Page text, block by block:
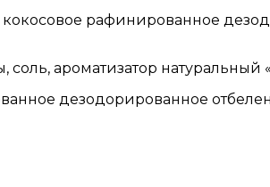
рафинированное
соль, ароматизатор
дезодорированное